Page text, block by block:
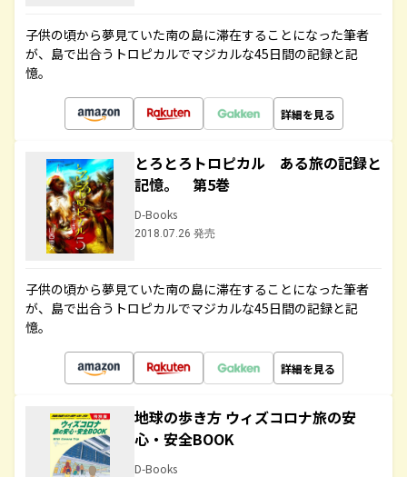
子供の頃から夢見ていた南の島に滞在することになった筆者
が、島で出合うトロピカルでマジカルな45日間の記録と記
憶。
詳細を見る
とろとろトロピカル ある旅の記録と
記憶。 第5巻
D-Books
2018.07.26 発売
子供の頃から夢見ていた南の島に滞在することになった筆者
が、島で出合うトロピカルでマジカルな45日間の記録と記
憶。
詳細を見る
地球の歩き方 ウィズコロナ旅の安
心・安全BOOK
D-Books